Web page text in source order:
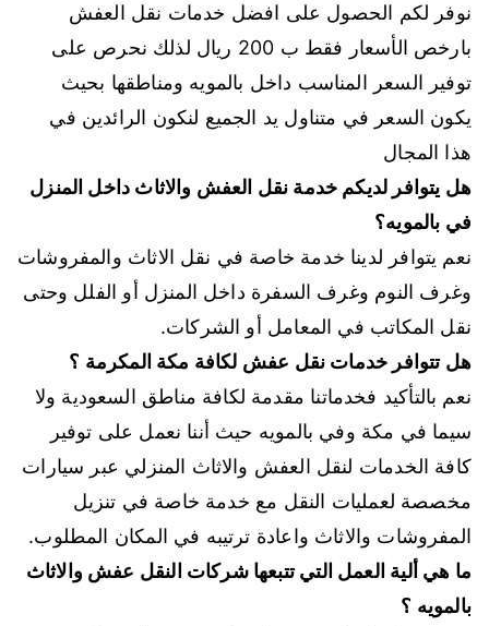
نوفر لكم الحصول على افضل خدمات نقل العفش
بارخص الأسعار فقط ب 200 ريال لذلك نحرص على
توفير السعر المناسب داخل بالمويه ومناطقها بحيث
يكون السعر في متناول يد الجميع لنكون الرائدين في
هذا المجال
هل يتوافر لديكم خدمة نقل العفش والاثاث داخل المنزل
في بالمويه؟
نعم يتوافر لدينا خدمة خاصة في نقل الاثاث والمفروشات
وغرف النوم وغرف السفرة داخل المنزل أو الفلل وحتى
نقل المكاتب في المعامل أو الشركات.
هل تتوافر خدمات نقل عفش لكافة مكة المكرمة ؟
نعم بالتأكيد فخدماتنا مقدمة لكافة مناطق السعودية ولا
سيما في مكة وفي بالمويه حيث أننا نعمل على توفير
كافة الخدمات لنقل العفش والاثاث المنزلي عبر سيارات
مخصصة لعمليات النقل مع خدمة خاصة في تنزيل
المفروشات والاثاث واعادة ترتيبه في المكان المطلوب.
ما هي ألية العمل التي تتبعها شركات النقل عفش والاثاث
بالمويه ؟